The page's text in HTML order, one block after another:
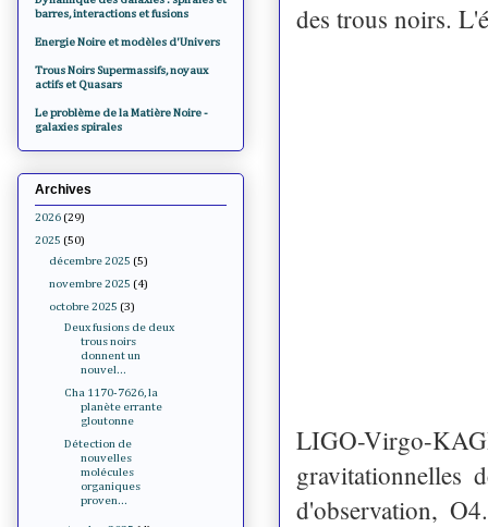
des trous noirs.
LIGO-Virgo-
gravitationnelles
d'observation,
barres, interactions et fusions
Energie Noire et modèles d'Univers
Trous Noirs Supermassifs, noyaux
actifs et Quasars
Le problème de la Matière Noire -
galaxies spirales
Archives
2026 (29)
2025 (50)
décembre 2025 (5)
novembre 2025 (4)
octobre 2025 (3)
Deux fusions de deux
trous noirs
donnent un
nouvel...
Cha 1170-7626, la
planète errante
gloutonne
Détection de
nouvelles
molécules
organiques
proven...